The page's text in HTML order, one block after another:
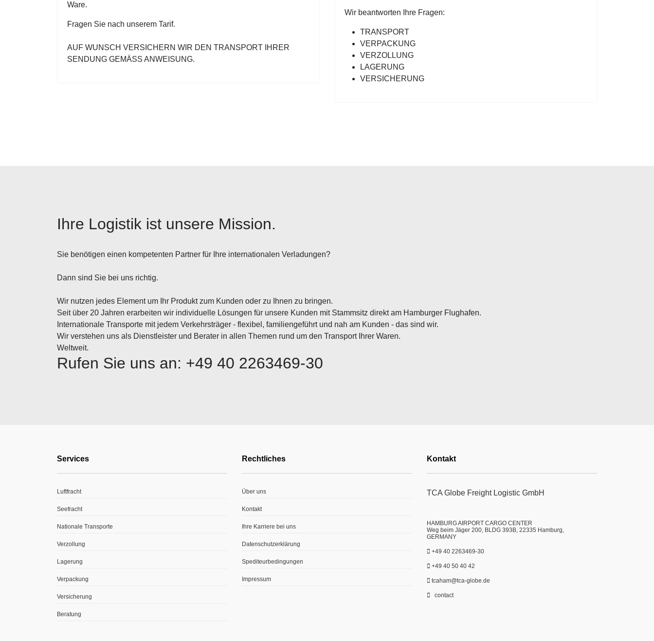
Ware.
Fragen Sie nach unserem Tarif.
AUF WUNSCH VERSICHERN WIR DEN TRANSPORT IHRER
SENDUNG GEMÄSS ANWEISUNG.
Wir beantworten Ihre Fragen:
TRANSPORT
VERPACKUNG
VERZOLLUNG
LAGERUNG
VERSICHERUNG
Ihre Logistik ist unsere Mission.
Sie benötigen einen kompetenten Partner für Ihre internationalen Verladungen?
Dann sind Sie bei uns richtig.
Wir nutzen jedes Element um Ihr Produkt zum Kunden oder zu Ihnen zu bringen.
Seit über 20 Jahren erarbeiten wir individuelle Lösungen für unsere Kunden mit Stammsitz direkt am Hamburger Flughafen.
Internationale Transporte mit jedem Verkehrsträger - flexibel, familiengeführt und nah am Kunden - das sind wir.
Wir verstehen uns als Dienstleister und Berater in allen Themen rund um den Transport Ihrer Waren.
Weltweit.
Rufen Sie uns an: +49 40 2263469-30
Services
Luftfracht
Seefracht
Nationale Transporte
Verzollung
Lagerung
Verpackung
Versicherung
Beratung
Rechtliches
Über uns
Kontakt
Ihre Karriere bei uns
Datenschutzerklärung
Spediteurbedingungen
Impressum
Kontakt
TCA Globe Freight Logistic GmbH
HAMBURG AIRPORT CARGO CENTER
Weg beim Jäger 200, BLDG 393B, 22335 Hamburg,
GERMANY
+49 40 2263469-30
+49 40 50 40 42
tcaham@tca-globe.de
contact